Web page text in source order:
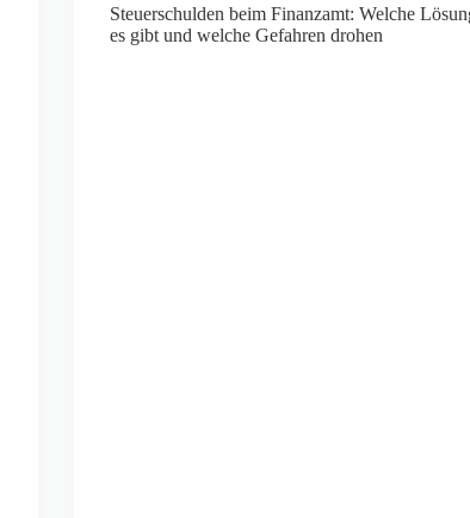
Steuerschulden beim Finanzamt: Welche
es gibt und welche Gefahren drohen